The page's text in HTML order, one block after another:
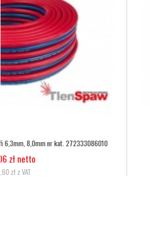
Wąż tlenowy fi 6,3